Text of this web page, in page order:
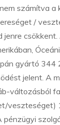
számítva
/
jenre
gyártó 344
jelent. A
változásból
veszteséget)
pénzügyi